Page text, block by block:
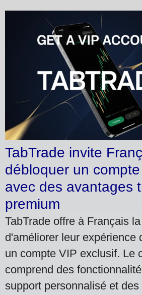
TabTrade invite
débloquer un
avec des avantages
premium
TabTrade offre à Français
d'améliorer leur expérience
un compte VIP exclusif. Le
comprend des
support personnalisé et